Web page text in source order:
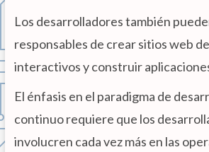
Los desarrolladores también
responsables de crear sitios web
interactivos y construir
El énfasis en el paradigma de
continuo requiere que los
involucren cada vez más en las